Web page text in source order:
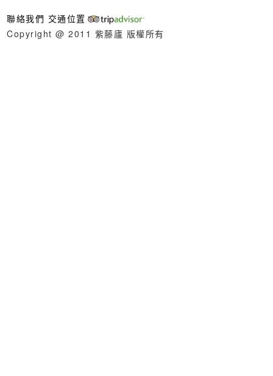
聯絡我們 交通位置
Copyright @ 2011 紫藤廬 版權所有